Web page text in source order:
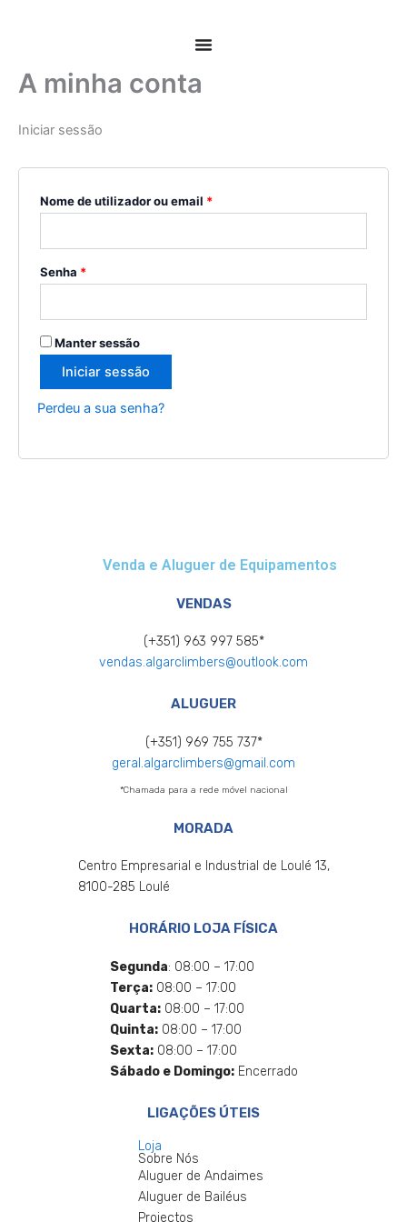
A minha conta
Iniciar sessão
Nome de utilizador ou email *
Senha *
Manter sessão
Iniciar sessão
Perdeu a sua senha?
Venda e Aluguer de Equipamentos
VENDAS
(+351) 963 997 585*
vendas.algarclimbers@outlook.com
ALUGUER
(+351) 969 755 737*
geral.algarclimbers@gmail.com
*Chamada para a rede móvel nacional
MORADA
Centro Empresarial e Industrial de Loulé 13,
8100-285 Loulé
HORÁRIO LOJA FÍSICA
Segunda: 08:00 – 17:00
Terça:08:00 – 17:00
Quarta:08:00 – 17:00
Quinta:08:00 – 17:00
Sexta:08:00 – 17:00
Sábado e Domingo:Encerrado
LIGAÇÕES ÚTEIS
Loja
Sobre Nós
Aluguer de Andaimes
Aluguer de Bailéus
Projectos